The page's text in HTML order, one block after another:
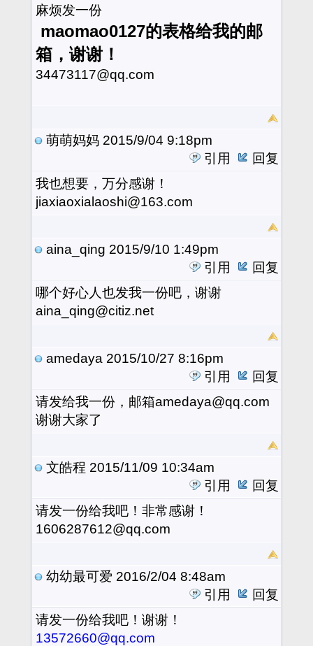
麻烦发一份
maomao0127的表格给我的邮
箱，谢谢！
34473117@qq.com
萌萌妈妈 2015/9/04 9:18pm
引用
回复
我也想要，万分感谢！
jiaxiaoxialaoshi@163.com
aina_qing 2015/9/10 1:49pm
引用
回复
哪个好心人也发我一份吧，谢谢
aina_qing@citiz.net
amedaya 2015/10/27 8:16pm
引用
回复
请发给我一份，邮箱amedaya@qq.com
谢谢大家了
文皓程 2015/11/09 10:34am
引用
回复
请发一份给我吧！非常感谢！
1606287612@qq.com
幼幼最可爱 2016/2/04 8:48am
引用
回复
请发一份给我吧！谢谢！
13572660@qq.com